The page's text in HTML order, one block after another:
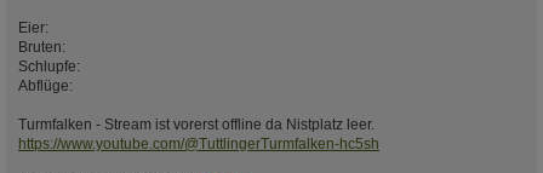
Eier:
Bruten:
Schlupfe:
Abflüge:
Turmfalken - Stream ist vorerst offline da Nistplatz leer.
https://www.youtube.com/@TuttlingerTurmfalken-hc5sh